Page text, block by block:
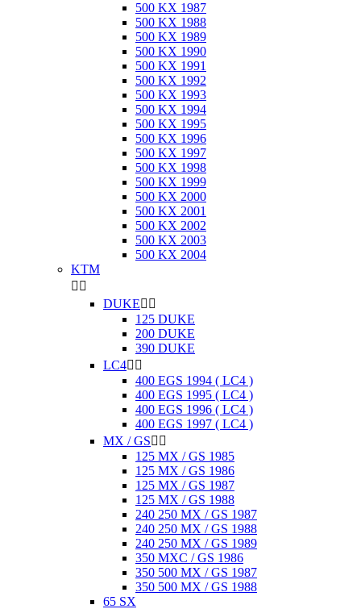
500 KX 1987
500 KX 1988
500 KX 1989
500 KX 1990
500 KX 1991
500 KX 1992
500 KX 1993
500 KX 1994
500 KX 1995
500 KX 1996
500 KX 1997
500 KX 1998
500 KX 1999
500 KX 2000
500 KX 2001
500 KX 2002
500 KX 2003
500 KX 2004
KTM
 
DUKE 
125 DUKE
200 DUKE
390 DUKE
LC4 
400 EGS 1994 ( LC4 )
400 EGS 1995 ( LC4 )
400 EGS 1996 ( LC4 )
400 EGS 1997 ( LC4 )
MX / GS 
125 MX / GS 1985
125 MX / GS 1986
125 MX / GS 1987
125 MX / GS 1988
240 250 MX / GS 1987
240 250 MX / GS 1988
240 250 MX / GS 1989
350 MXC / GS 1986
350 500 MX / GS 1987
350 500 MX / GS 1988
65 SX